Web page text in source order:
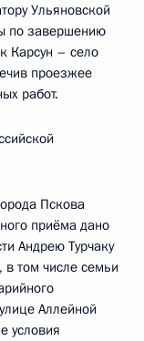
Ульяновской
по завершению
Карсун – село
проезжее
работ.
Пскова
приёма дано
Андрею Турчаку
том числе семьи
Аллейной
условия